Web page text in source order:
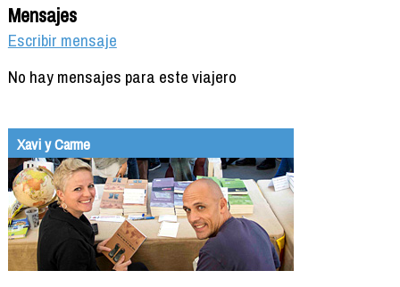
Mensajes
Escribir mensaje
No hay mensajes para este viajero
Xavi y Carme